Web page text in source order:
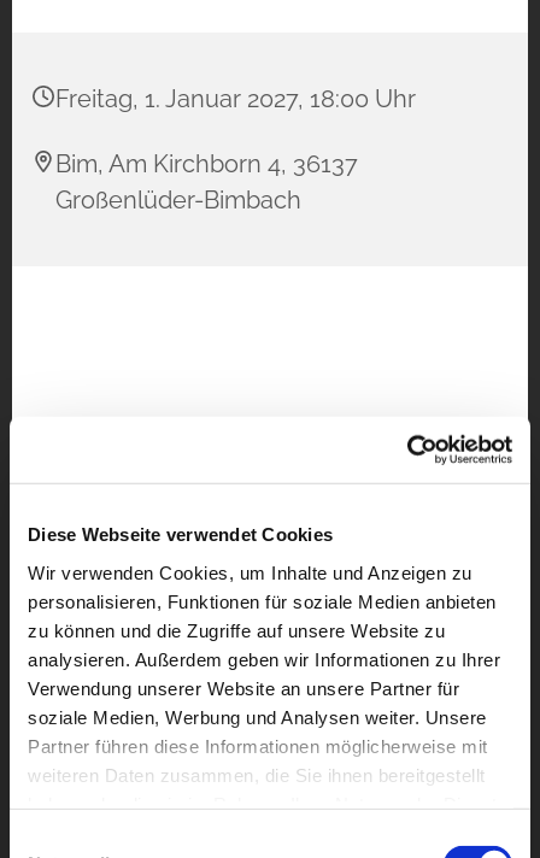
Diese Webseite verwendet Cookies
Wir verwenden Cookies, um Inhalte und Anzeigen zu
personalisieren, Funktionen für soziale Medien anbieten
zu können und die Zugriffe auf unsere Website zu
analysieren. Außerdem geben wir Informationen zu Ihrer
Verwendung unserer Website an unsere Partner für
soziale Medien, Werbung und Analysen weiter. Unsere
Partner führen diese Informationen möglicherweise mit
weiteren Daten zusammen, die Sie ihnen bereitgestellt
Freitag, 1. Januar 2027, 18:00 Uhr
Bim, Am Kirchborn 4, 36137
Großenlüder-Bimbach
Dies könnte Sie auch